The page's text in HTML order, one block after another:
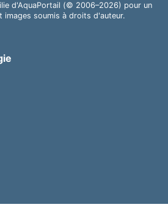
d'AquaPortail (© 2006–2026) pour un
images soumis à droits d'auteur.